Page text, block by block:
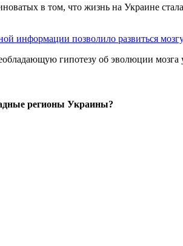
в том, что жизнь на Украине
гипотезу об эволюции мозга
регионы Украины?